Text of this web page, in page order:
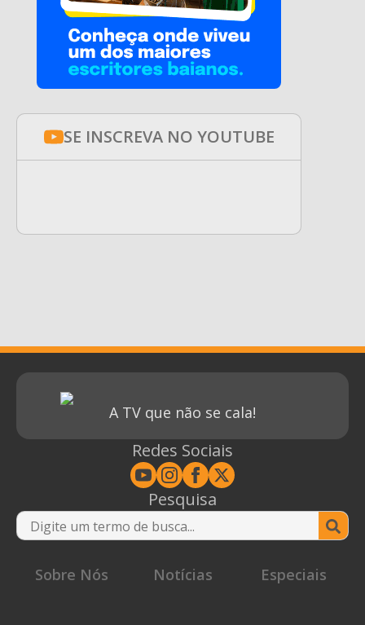
SE INSCREVA NO YOUTUBE
A TV que não se cala!
Redes Sociais
Pesquisa
Sobre Nós
Notícias Especiais